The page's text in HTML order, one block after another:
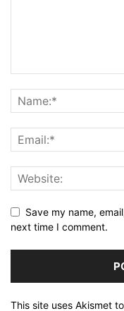
Save my name,
next time I comment.
This site uses Akismet